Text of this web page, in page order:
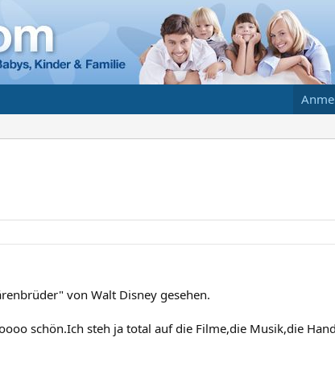
von Walt Disney gesehen.
schön.Ich steh ja total auf die Filme,die Musik,die